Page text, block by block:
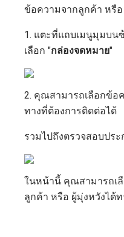
ข้อความจากลูกค้า หรือ
1. แตะที่แถบเมนูมุมบน
เลือก "กล่องจดหมาย"
2. คุณสามารถเลือกข้
ทางที่ต้องการติดต่อได้
รวมไปถึงตรวจสอบปร
ในหน้านี้ คุณสามารถเ
ลูกค้า หรือ ผู้มุ่งหวังได้